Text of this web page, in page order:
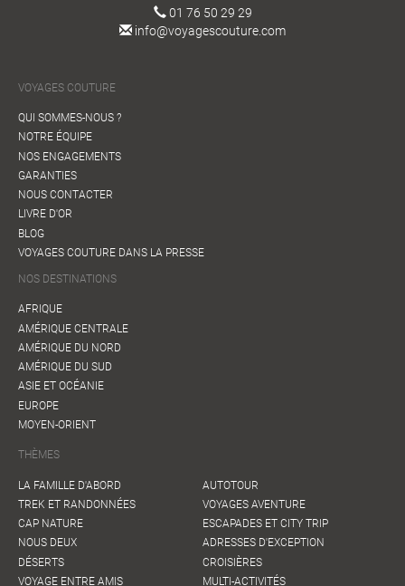
01 76 50 29 29
info@voyagescouture.com
VOYAGES COUTURE
QUI SOMMES-NOUS ?
NOTRE ÉQUIPE
NOS ENGAGEMENTS
GARANTIES
NOUS CONTACTER
LIVRE D'OR
BLOG
VOYAGES COUTURE DANS LA PRESSE
NOS DESTINATIONS
AFRIQUE
AMÉRIQUE CENTRALE
AMÉRIQUE DU NORD
AMÉRIQUE DU SUD
ASIE ET OCÉANIE
EUROPE
MOYEN-ORIENT
THÈMES
LA FAMILLE D'ABORD
TREK ET RANDONNÉES
CAP NATURE
NOUS DEUX
DÉSERTS
VOYAGE ENTRE AMIS
AUTOTOUR
VOYAGES AVENTURE
ESCAPADES ET CITY TRIP
ADRESSES D'EXCEPTION
CROISIÈRES
MULTI-ACTIVITÉS